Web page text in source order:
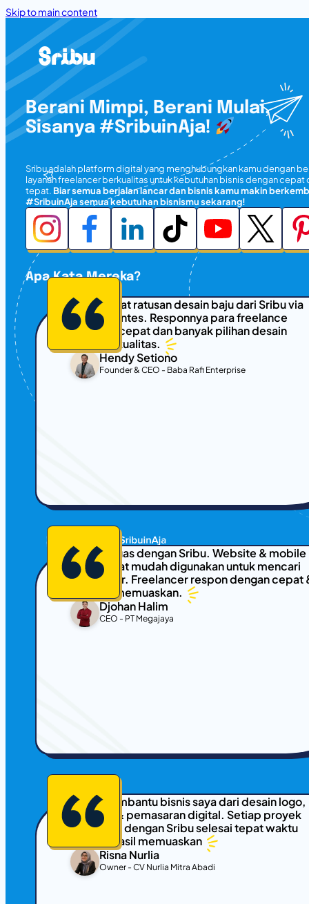
Skip to main content
Berani Mimpi, Berani Mulai,
Sisanya #SribuinAja!
Sribu adalah platform digital yang menghubungkan kamu dengan
layanan freelancer berkualitas untuk kebutuhan bisnis dengan cepat
tepat. Biar semua berjalan lancar dan bisnis kamu makin
#SribuinAja semua kebutuhan bisnismu sekarang!
Apa Kata Mereka?
Kami dapat ratusan desain baju dari Sribu via
sistem kontes. Responnya para freelance
desainer cepat dan banyak pilihan desain
yang berkualitas.
Hendy Setiono
Founder & CEO - Baba Rafi Enterprise
Sangat puas dengan Sribu. Website & mobile
app sangat mudah digunakan untuk mencari
freelancer. Freelancer respon dengan cepat
hasilnya memuaskan.
Djohan Halim
CEO - PT Megajaya
Sribu membantu bisnis saya dari desain logo,
website & pemasaran digital. Setiap proyek
yang jalan dengan Sribu selesai tepat waktu
dengan hasil memuaskan
Risna Nurlia
Owner - CV Nurlia Mitra Abadi